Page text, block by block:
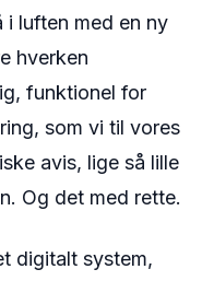
luften med en ny
hverken
funktionel for
som vi til vores
avis, lige så lille
Og det med rette.
digitalt system,